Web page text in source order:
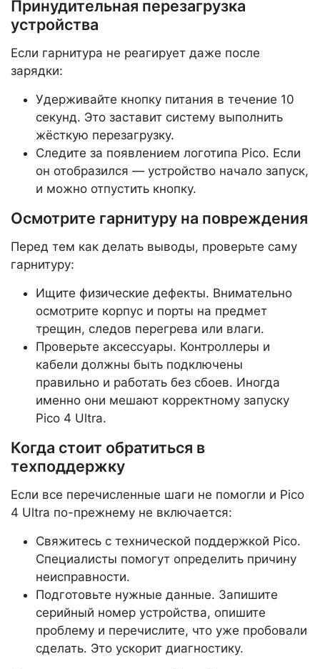
Принудительная перезагрузка
устройства
Если гарнитура не реагирует даже после
зарядки:
Удерживайте кнопку питания в течение 10
секунд. Это заставит систему выполнить
жёсткую перезагрузку.
Следите за появлением логотипа Pico. Если
он отобразился — устройство начало запуск,
и можно отпустить кнопку.
Осмотрите гарнитуру на повреждения
Перед тем как делать выводы, проверьте саму
гарнитуру:
Ищите физические дефекты. Внимательно
осмотрите корпус и порты на предмет
трещин, следов перегрева или влаги.
Проверьте аксессуары. Контроллеры и
кабели должны быть подключены
правильно и работать без сбоев. Иногда
именно они мешают корректному запуску
Pico 4 Ultra.
Когда стоит обратиться в
техподдержку
Если все перечисленные шаги не помогли и Pico
4 Ultra по-прежнему не включается:
Свяжитесь с технической поддержкой Pico.
Специалисты помогут определить причину
неисправности.
Подготовьте нужные данные. Запишите
серийный номер устройства, опишите
проблему и перечислите, что уже пробовали
сделать. Это ускорит диагностику.